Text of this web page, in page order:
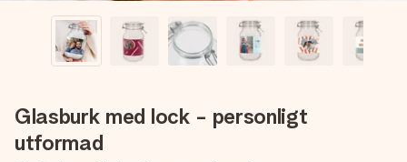
Glasburk med lock - personligt
utformad